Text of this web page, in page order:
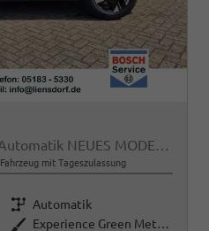
Vision 1.6 T-GDi 150PS Automatik NEUES MODELL MY26 FACELIFT Sitzheizung Lenkradheizung Klimaautomatik Navi Bluetooth Touchscreen Apple CarPlay Android Auto PDC v+h 17"LM Rückf.Kamera ACC 2x Keyless
Fahrzeug mit Tageszulassung
Getriebe Automatik
Außenfarbe
Experience Green Metallic